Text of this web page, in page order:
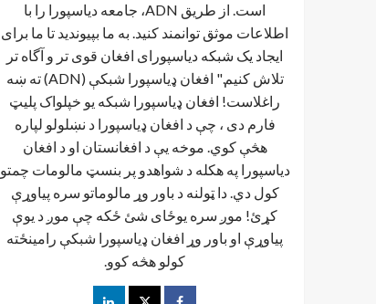
است. از طریق ADN، جامعه دیاسپورا را با
اطلاعات موثق توانمند کنید. به ما بپیوندید تا ما برای
ایجاد یک شبکه دیاسپورای افغان قوی تر و آگاه تر
تلاش کنیم." افغان ډیاسپورا شبکې (ADN) ته ښه
راغلاست! افغان ډياسپورا شبکه یو خپلواک پلیټ
فارم دی ، چې د افغان ډیاسپورا د نښلولو لپاره
هڅې کوي. موخه يې د افغانستان او د افغان
دیاسپورا په هکله د شواهدو پر بنسټ مالومات چمتو
کول دي. دا ټولنه د باور وړ مالوماتو سره پیاوړې
کړئ! موږ سره یوځای شئ ځکه چې موږ د یوې
پیاوړې او باور وړ افغان ډیاسپورا شبکې رامینځته
کولو هڅه کوو.